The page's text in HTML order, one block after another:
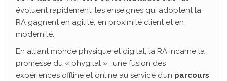
évoluent rapidement, les enseignes qui adoptent la
RA gagnent en agilité, en proximité client et en
modernité.
En alliant monde physique et digital, la RA incarne la
promesse du « phygital » : une fusion des
expériences offline et online au service d’un parcours